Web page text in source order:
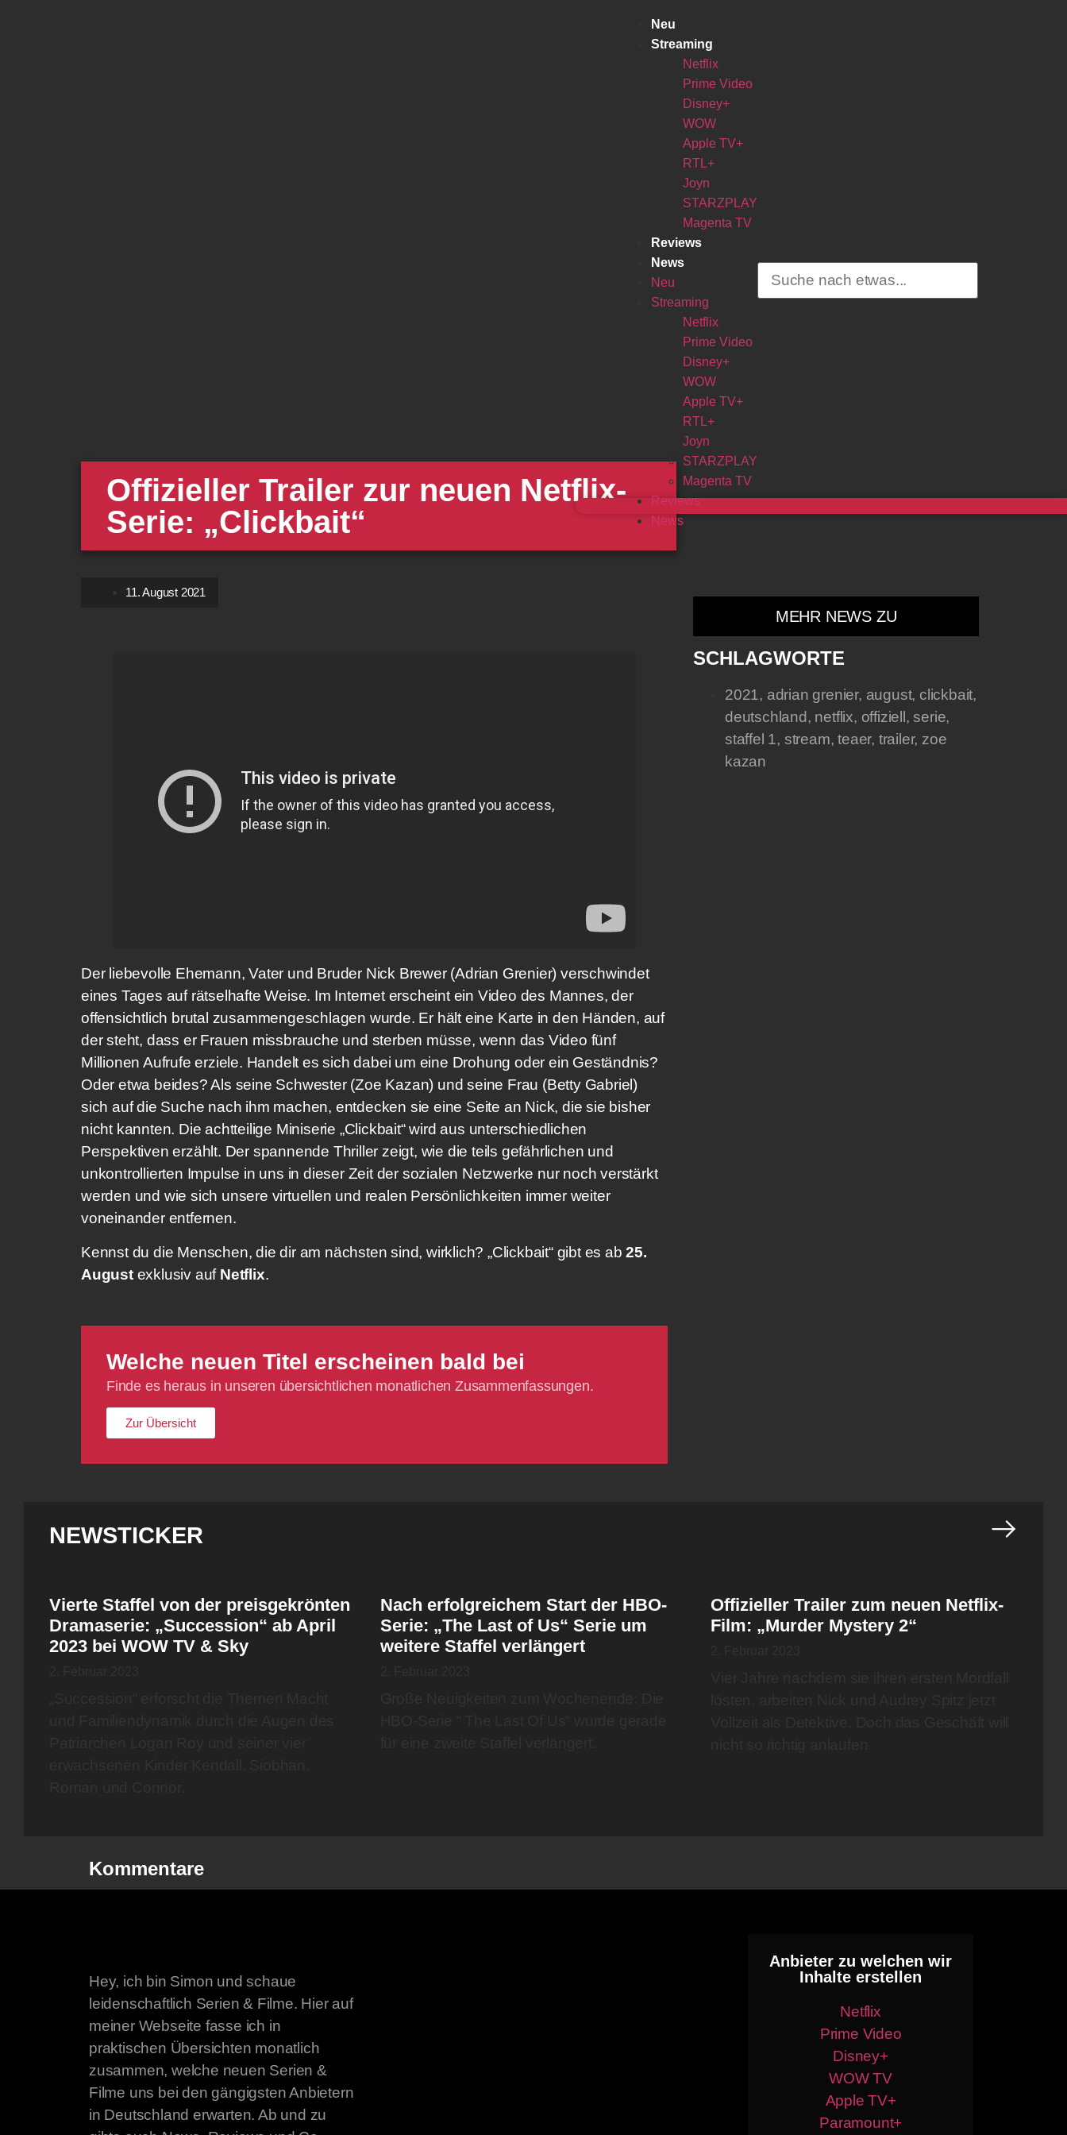
Neu
Streaming
Netflix
Prime Video
Disney+
WOW
Apple TV+
RTL+
Joyn
STARZPLAY
Magenta TV
Reviews
News
Neu
Streaming
Netflix
Prime Video
Disney+
WOW
Apple TV+
RTL+
Joyn
STARZPLAY
Magenta TV
Reviews
News
Offizieller Trailer zur neuen Netflix-
Serie: „Clickbait“
11. August 2021
Der liebevolle Ehemann, Vater und Bruder Nick Brewer (Adrian Grenier) verschwindet
eines Tages auf rätselhafte Weise. Im Internet erscheint ein Video des Mannes, der
offensichtlich brutal zusammengeschlagen wurde. Er hält eine Karte in den Händen, auf
der steht, dass er Frauen missbrauche und sterben müsse, wenn das Video fünf
Millionen Aufrufe erziele. Handelt es sich dabei um eine Drohung oder ein Geständnis?
Oder etwa beides? Als seine Schwester (Zoe Kazan) und seine Frau (Betty Gabriel)
sich auf die Suche nach ihm machen, entdecken sie eine Seite an Nick, die sie bisher
nicht kannten. Die achtteilige Miniserie „Clickbait“ wird aus unterschiedlichen
Perspektiven erzählt. Der spannende Thriller zeigt, wie die teils gefährlichen und
unkontrollierten Impulse in uns in dieser Zeit der sozialen Netzwerke nur noch verstärkt
werden und wie sich unsere virtuellen und realen Persönlichkeiten immer weiter
voneinander entfernen.
Kennst du die Menschen, die dir am nächsten sind, wirklich? „Clickbait“ gibt es ab25.
August exklusiv auf Netflix.
Welche neuen Titel erscheinen bald bei
Finde es heraus in unseren übersichtlichen monatlichen Zusammenfassungen.
Zur Übersicht
MEHR NEWS ZU
SCHLAGWORTE
2021, adrian grenier, august, clickbait,
deutschland, netflix, offiziell,serie,
staffel 1, stream,teaer, trailer, zoe
kazan
NEWSTICKER
Vierte Staffel von der preisgekrönten
Dramaserie: „Succession“ ab April
2023 bei WOW TV & Sky
Nach erfolgreichem Start der HBO-
Serie: „The Last of Us“ Serie um
weitere Staffel verlängert
Offizieller Trailer zum neuen Netflix-
Film: „Murder Mystery 2“
Kommentare
Hey, ich bin Simon und schaue
leidenschaftlich Serien & Filme. Hier auf
meiner Webseite fasse ich in
praktischen Übersichten monatlich
zusammen, welche neuen Serien &
Filme uns bei den gängigsten Anbietern
in Deutschland erwarten. Ab und zu
Anbieter zu welchen wir
Inhalte erstellen
Netflix
Prime Video
Disney+
WOW TV
Apple TV+
Paramount+